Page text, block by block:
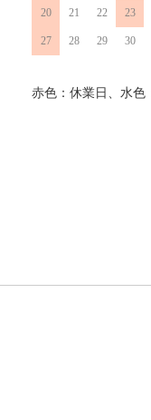
20 21 22 23
27 28 29 30
赤色：休業日、水色